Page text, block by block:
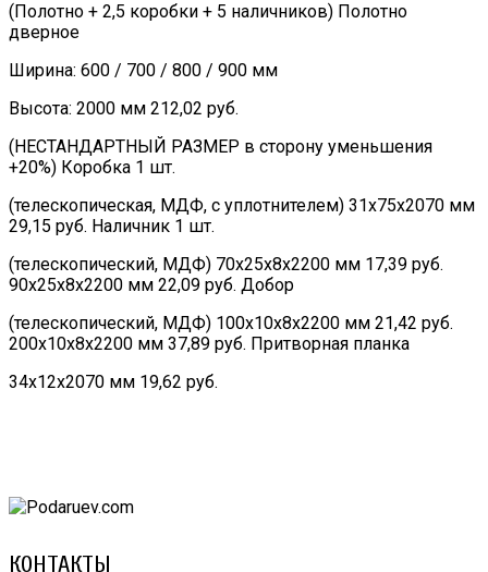
(Полотно + 2,5 коробки + 5 наличников) Полотно
дверное
Ширина: 600 / 700 / 800 / 900 мм
Высота: 2000 мм 212,02 руб.
(НЕСТАНДАРТНЫЙ РАЗМЕР в сторону уменьшения
+20%) Коробка 1 шт.
(телескопическая, МДФ, с уплотнителем) 31х75х2070 мм
29,15 руб. Наличник 1 шт.
(телескопический, МДФ) 70х25х8х2200 мм 17,39 руб.
90х25х8х2200 мм 22,09 руб. Добор
(телескопический, МДФ) 100х10х8х2200 мм 21,42 руб.
200х10х8х2200 мм 37,89 руб. Притворная планка
34х12х2070 мм 19,62 руб.
КОНТАКТЫ